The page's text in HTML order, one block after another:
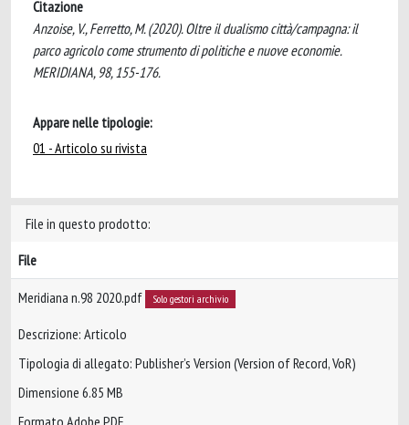
Citazione
Anzoise, V., Ferretto, M. (2020). Oltre il dualismo città/campagna: il
parco agricolo come strumento di politiche e nuove economie.
MERIDIANA, 98, 155-176.
Appare nelle tipologie:
01 - Articolo su rivista
File in questo prodotto:
File
Meridiana n.98 2020.pdf Solo gestori archivio
Descrizione: Articolo
Tipologia di allegato: Publisher’s Version (Version of Record, VoR)
Dimensione 6.85 MB